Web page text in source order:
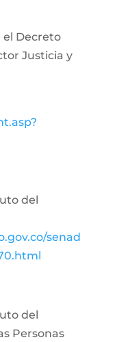
el Decreto
Justicia y
del
senad
del
Personas